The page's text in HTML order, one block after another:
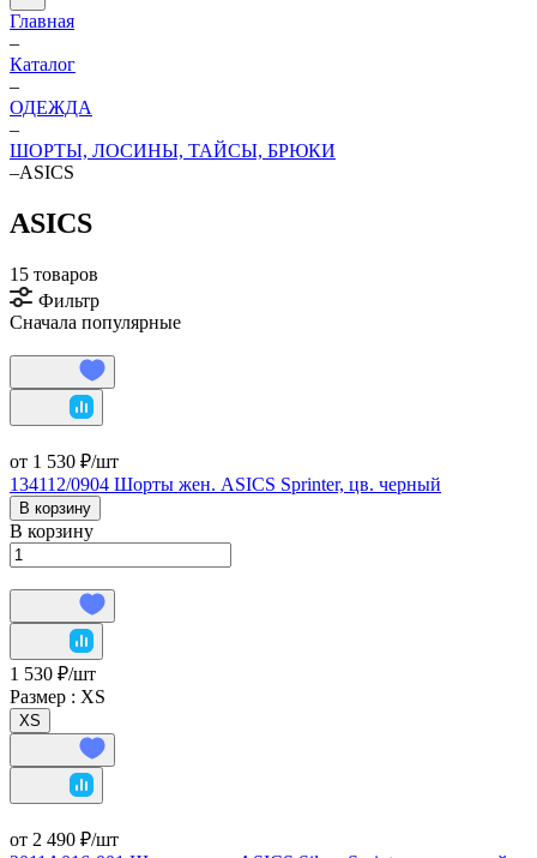
Главная
–
Каталог
–
ОДЕЖДА
–
ШОРТЫ, ЛОСИНЫ, ТАЙСЫ, БРЮКИ
–ASICS
ASICS
15 товаров
Фильтр
Сначала популярные
от 1 530 ₽/шт
134112/0904 Шорты жен. ASICS Sprinter, цв. черный
В корзину
В корзину
1 530 ₽/шт
Размер : XS
XS
от 2 490 ₽/шт